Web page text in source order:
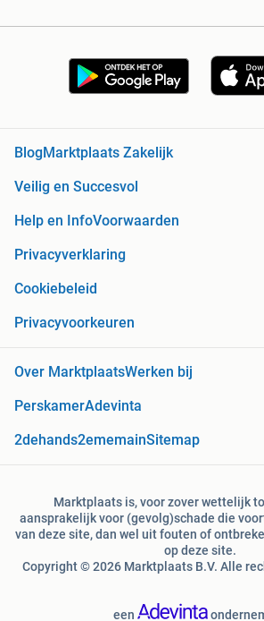
BlogMarktplaats Zakelijk
Veilig en Succesvol
Help en InfoVoorwaarden
Privacyverklaring
Cookiebeleid
Privacyvoorkeuren
Over MarktplaatsWerken bij
PerskamerAdevinta
2dehands2ememainSitemap
Marktplaats is, voor zover wettelijk
aansprakelijk voor (gevolg)schade die
van deze site, dan wel uit fouten of
op deze site.
Copyright © 2026 Marktplaats B.V. Alle
een